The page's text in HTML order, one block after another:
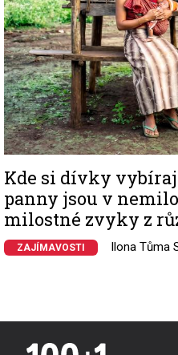
Kde si dívky
panny jsou v
milostné zvyky z
ZAJÍMAVOSTI Ilona Tůma